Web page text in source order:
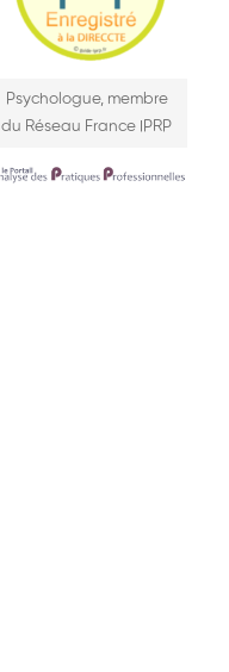
Psychologue, membre
du Réseau France IPRP